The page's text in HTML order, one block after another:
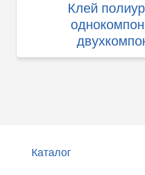
Клей
Каталог